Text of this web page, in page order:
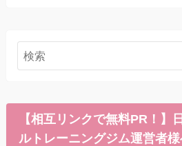
【相互リンクで無料PR！】
ルトレーニングジム運営者